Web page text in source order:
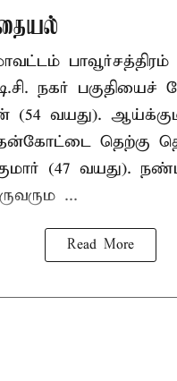
நகர் பகுதியைச்
(54 வயது).
தெற்கு
(47 வயது).
...
Read More